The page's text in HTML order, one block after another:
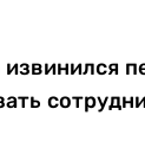
извинился